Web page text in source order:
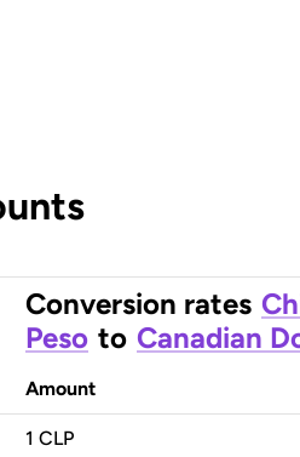
Conversion rates
Peso to Canadian
Amount
1 CLP